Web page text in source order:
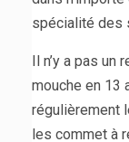
spécialité des
Il n’y a pas
mouche en 13
régulièrement
les commet à